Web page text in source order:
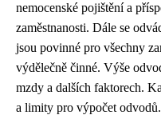
nemocenské pojištění a
zaměstnanosti. Dále se
jsou povinné pro všechny
výdělečně činné. Výše
mzdy a dalších faktorech.
a limity pro výpočet